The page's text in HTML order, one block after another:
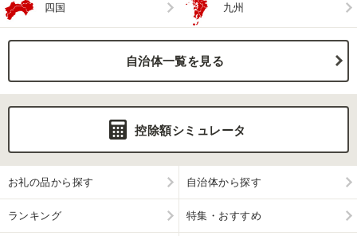
四国 九州
自治体一覧を見る
控除額シミュレータ
お礼の品から探す 自治体から探す
ランキング 特集・おすすめ